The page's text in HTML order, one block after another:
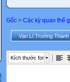
Gốc > Các kỳ quan thế
Vạn Lí Trường Thành
Kích thước font